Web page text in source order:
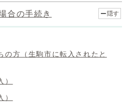
合の手続き 隠す
の方（生駒市に転入されたと
）
）